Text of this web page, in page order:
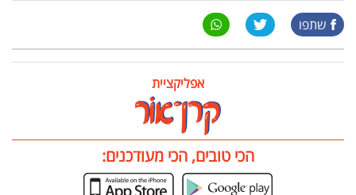
שתפו
אפליקציית
הכי טובים, הכי מעודכנים: